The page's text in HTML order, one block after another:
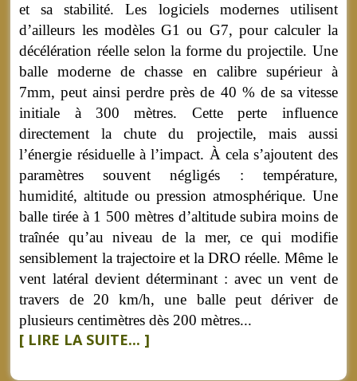
et sa stabilité. Les logiciels modernes utilisent
d’ailleurs les modèles G1 ou G7, pour calculer la
décélération réelle selon la forme du projectile. Une
balle moderne de chasse en calibre supérieur à
7mm, peut ainsi perdre près de 40 % de sa vitesse
initiale à 300 mètres. Cette perte influence
directement la chute du projectile, mais aussi
l’énergie résiduelle à l’impact. À cela s’ajoutent des
paramètres souvent négligés : température,
humidité, altitude ou pression atmosphérique. Une
balle tirée à 1 500 mètres d’altitude subira moins de
traînée qu’au niveau de la mer, ce qui modifie
sensiblement la trajectoire et la DRO réelle. Même le
vent latéral devient déterminant : avec un vent de
travers de 20 km/h, une balle peut dériver de
plusieurs centimètres dès 200 mètres...
[ LIRE LA SUITE... ]